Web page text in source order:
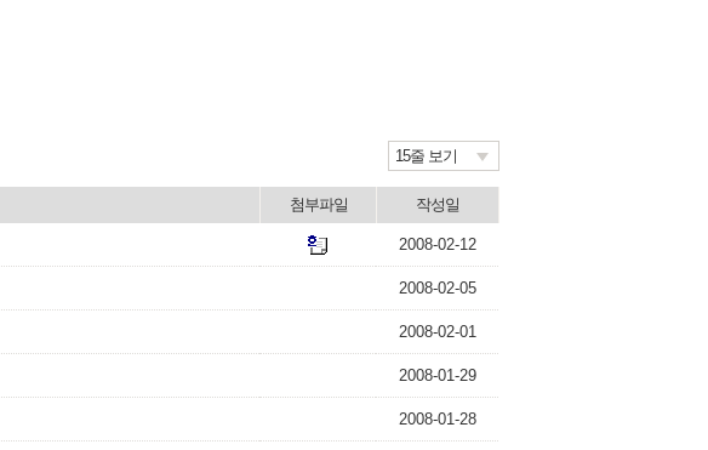
15줄 보기
첨부파일 작성일
2008-02-12
2008-02-05
2008-02-01
2008-01-29
2008-01-28